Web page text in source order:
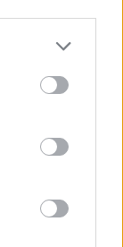
felderítésére,
amikor a
nem veszik
minden
és Gyermekügyi